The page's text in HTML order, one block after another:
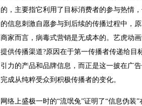
的，主要指它利用了目标消费者的参与热情
的信息刺激自愿参与到后续的传播过程中，
商家而言，病毒式营销是无成本的。艺虎动
提供传播渠道?原因在于第一传播者传递给
引力的产品和品牌信息，而正是这一披在广
完成从纯粹受众到积极传播者的变化。
网络上盛极一时的“流氓兔”证明了“信息伪